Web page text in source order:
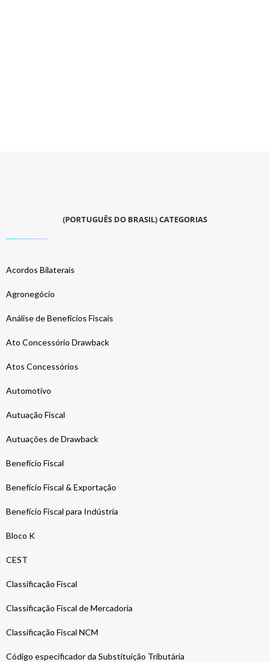
(PORTUGUÊS DO BRASIL) CATEGORIAS
Acordos Bilaterais
Agronegócio
Análise de Benefícios Fiscais
Ato Concessório Drawback
Atos Concessórios
Automotivo
Autuação Fiscal
Autuações de Drawback
Benefício Fiscal
Benefício Fiscal & Exportação
Benefício Fiscal para Indústria
Bloco K
CEST
Classificação Fiscal
Classificação Fiscal de Mercadoria
Classificação Fiscal NCM
Código especificador da Substituição Tributária